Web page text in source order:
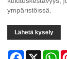
ympäristöissä.
Lähetä kysely
Facebook
X